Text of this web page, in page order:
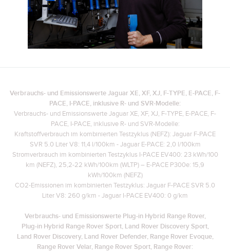
Verbrauchs- und Emissionswerte Jaguar XE, XF, XJ, F-TYPE, E-PACE, F-
PACE, I-PACE, inklusive R- und SVR-Modelle:
Verbrauchs- und Emissionswerte Jaguar XE, XF, XJ, F-TYPE, E-PACE, F-
PACE, I-PACE, inklusive R- und SVR-Modelle:
Kraftstoffverbrauch im kombinierten Testzyklus (NEFZ): Jaguar F-PACE
SVR 5.0 Liter V8: 11,4 l/100km - Jaguar E-PACE: 2,0 l/100km
Stromverbrauch im kombinierten Testzyklus I-PACE EV400: 23 kWh/100
km (NEFZ), 25,2-22 kWh/100km (WLTP) – E-PACE P300e: 15,9
kWh/100km (NEFZ)
CO2-Emissionen im kombinierten Testzyklus: Jaguar F-PACE SVR 5.0
Liter V8: 260 g/km - Jaguar I-PACE EV400: 0 g/km
Verbrauchs- und Emissionswerte Plug‑in Hybrid Range Rover,
Plug‑in Hybrid Range Rover Sport, Land Rover Discovery Sport,
Land Rover Discovery, Land Rover Defender, Range Rover Evoque,
Range Rover Velar, Range Rover Sport, Range Rover: